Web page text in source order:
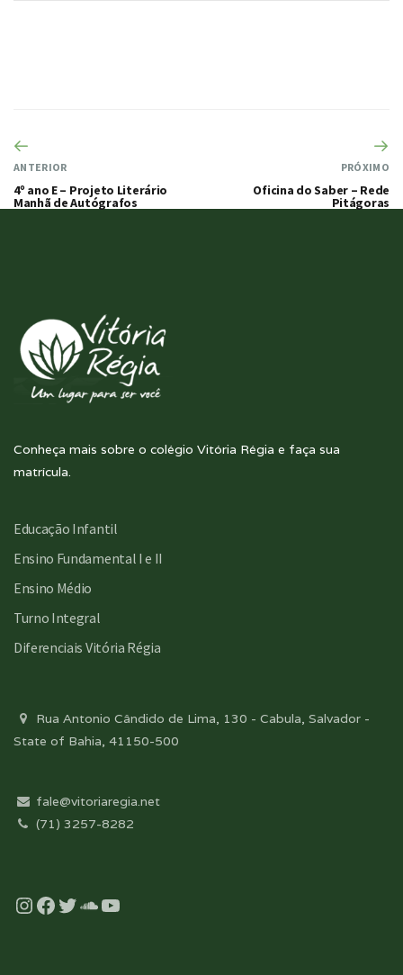
ANTERIOR
4º ano E – Projeto Literário
Manhã de Autógrafos
PRÓXIMO
Oficina do Saber – Rede
Pitágoras
Conheça mais sobre o colégio Vitória Régia e faça sua
matrícula.
Educação Infantil
Ensino Fundamental I e II
Ensino Médio
Turno Integral
Diferenciais Vitória Régia
Rua Antonio Cândido de Lima, 130 - Cabula, Salvador -
State of Bahia, 41150-500
fale@vitoriaregia.net
(71) 3257-8282
Instagram
Facebook
Twitter
Soundcloud
YouTube